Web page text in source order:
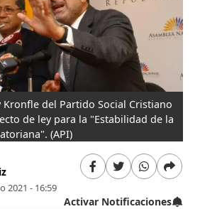
Kronfle del Partido Social Cristiano
de ley para la "Estabilidad de la
(API)
2021 - 16:59
Activar Notificaciones